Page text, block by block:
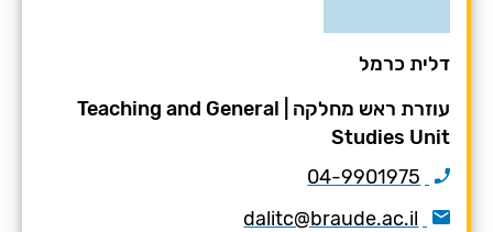
דלית כרמל
עוזרת ראש מחלקה
Teaching and General
Studies Unit
04-9901975
dalitc@braude.ac.il